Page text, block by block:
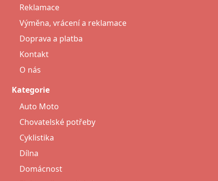
Reklamace
Výměna, vrácení a reklamace
Doprava a platba
Kontakt
O nás
Kategorie
Auto Moto
Chovatelské potřeby
Cyklistika
Dílna
Domácnost